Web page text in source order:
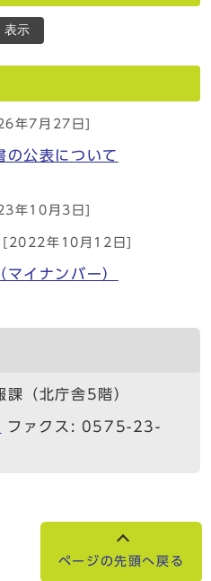
表示
年7月27日]
の公表について
年10月3日]
[2022年10月12日]
イナンバー）
課（北庁舎5階）
ファクス: 0575-23-
ページの先頭へ戻る